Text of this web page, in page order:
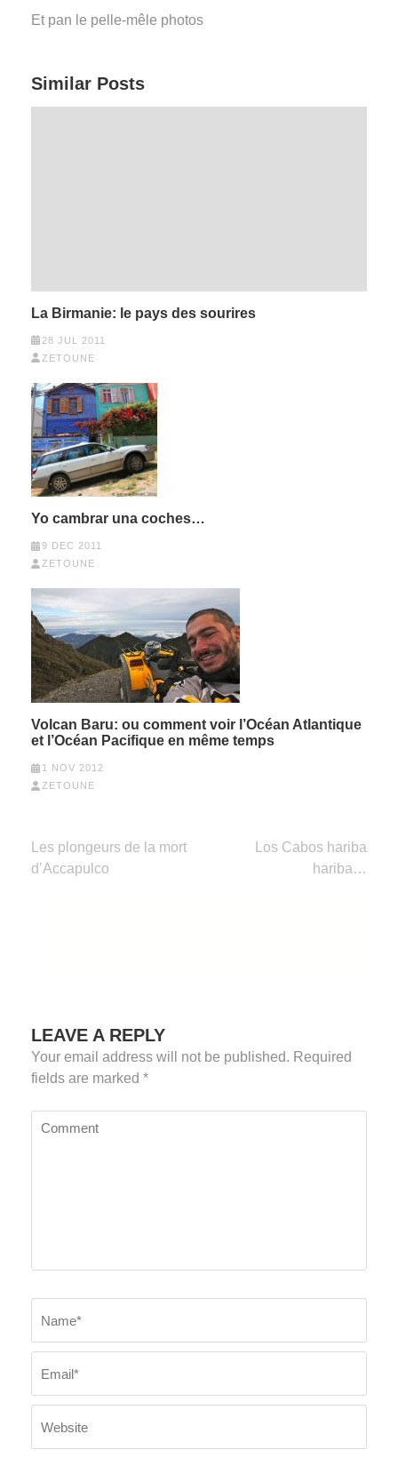
Et pan le pelle-mêle photos
Similar Posts
La Birmanie: le pays des sourires
28 JUL 2011
ZETOUNE
Yo cambrar una coches…
9 DEC 2011
ZETOUNE
Volcan Baru: ou comment voir l’Océan Atlantique
et l’Océan Pacifique en même temps
1 NOV 2012
ZETOUNE
Post
navigation
Les plongeurs de la mort
d’Accapulco
Los Cabos hariba
hariba…
LEAVE A REPLY
Your email address will not be published. Required
fields are marked *
Comment